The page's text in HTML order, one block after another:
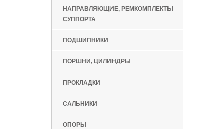
НАПРАВЛЯЮЩИЕ, РЕМКОМПЛЕКТЫ
СУППОРТА
ПОДШИПНИКИ
ПОРШНИ, ЦИЛИНДРЫ
ПРОКЛАДКИ
САЛЬНИКИ
ОПОРЫ